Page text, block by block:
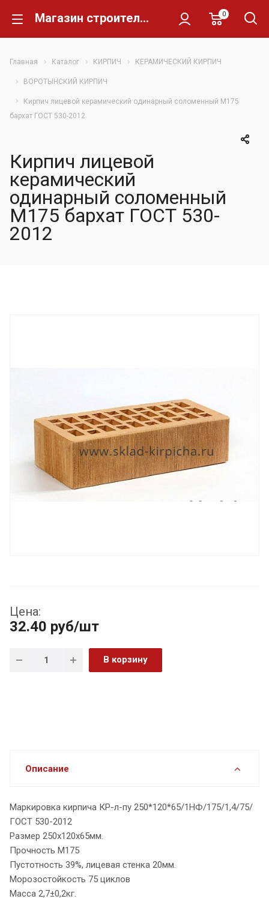
Магазин строительных материалов Склад Кирпича 0
Главная Каталог КИРПИЧ КЕРАМИЧЕСКИЙ КИРПИЧ
ВОРОТЫНСКИЙ КИРПИЧ
Кирпич лицевой керамический одинарный соломенный М175
бархат ГОСТ 530-2012
Кирпич лицевой
керамический
одинарный соломенный
М175 бархат ГОСТ 530-
2012
Цена:
32.40 руб/шт
В корзину
Описание
Маркировка кирпича КР-л-пу 250*120*65/1НФ/175/1,4/75/
ГОСТ 530-2012
Размер 250х120х65мм.
Прочность М175
Пустотность 39%, лицевая стенка 20мм.
Морозостойкость 75 циклов
Масса 2,7±0,2кг.